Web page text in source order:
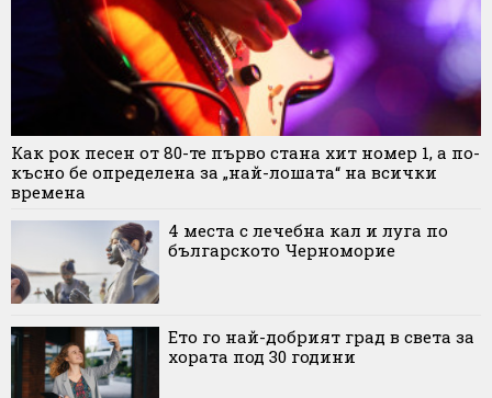
Как рок песен от 80-те първо стана хит номер 1, а по-
късно бе определена за „най-лошата“ на всички
времена
4 места с лечебна кал и луга по
българското Черноморие
Ето го най-добрият град в света за
хората под 30 години